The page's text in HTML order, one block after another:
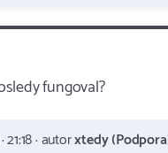
fungoval?
21:18 · autorxtedy